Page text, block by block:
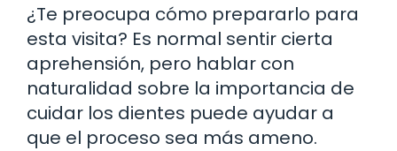
¿Te preocupa cómo prepararlo para
esta visita? Es normal sentir cierta
aprehensión, pero hablar con
naturalidad sobre la importancia de
cuidar los dientes puede ayudar a
que el proceso sea más ameno.